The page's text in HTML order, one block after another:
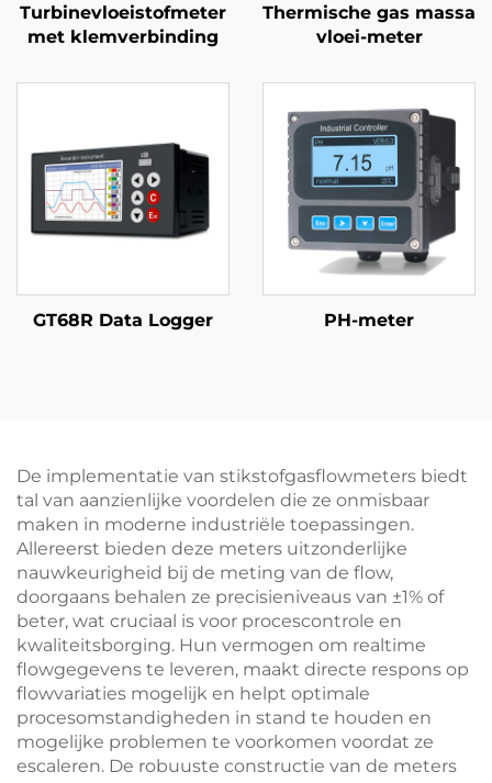
Turbinevloeistofmeter
met klemverbinding
Thermische gas massa
vloei-meter
GT68R Data Logger PH-meter
De implementatie van stikstofgasflowmeters biedt
tal van aanzienlijke voordelen die ze onmisbaar
maken in moderne industriële toepassingen.
Allereerst bieden deze meters uitzonderlijke
nauwkeurigheid bij de meting van de flow,
doorgaans behalen ze precisieniveaus van ±1% of
beter, wat cruciaal is voor procescontrole en
kwaliteitsborging. Hun vermogen om realtime
flowgegevens te leveren, maakt directe respons op
flowvariaties mogelijk en helpt optimale
procesomstandigheden in stand te houden en
mogelijke problemen te voorkomen voordat ze
escaleren. De robuuste constructie van de meters